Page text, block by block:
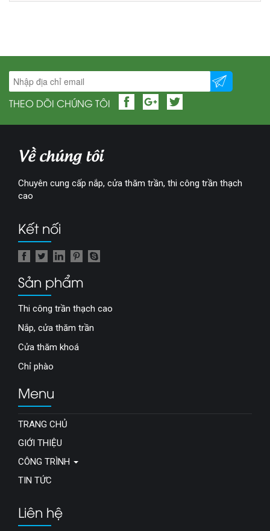
THEO DÕI CHÚNG TÔI
Về chúng tôi
Chuyên cung cấp nắp, cửa thăm trần, thi công trần thạch
cao
Kết nối
Sản phẩm
Thi công trần thạch cao
Nắp, cửa thăm trần
Cửa thăm khoá
Chỉ phào
Menu
TRANG CHỦ
GIỚI THIỆU
CÔNG TRÌNH
TIN TỨC
Liên hệ